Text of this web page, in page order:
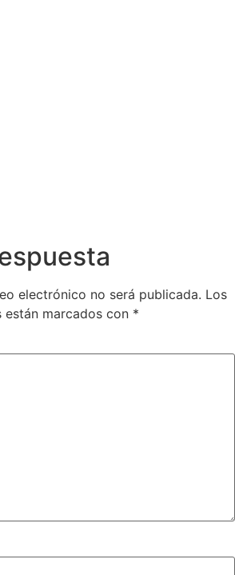
electrónico no será publicada. Los
marcados con *